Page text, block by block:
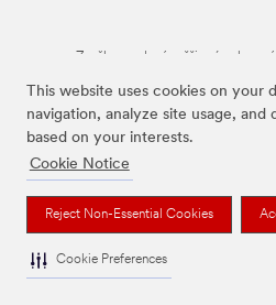
This website uses cookies on your
navigation, analyze site usage,
based on your interests.
Cookie Notice
Reject Non-Essential Cookies
Cookie Preferences
Značky uvedené vyššie sú